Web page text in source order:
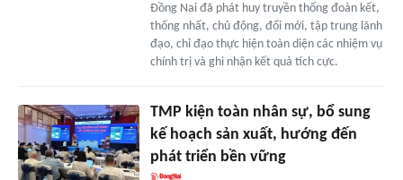
Đồng Nai đã phát huy truyền thống đoàn kết,
thống nhất, chủ động, đổi mới, tập trung lãnh
đạo, chỉ đạo thực hiện toàn diện các nhiệm vụ
chính trị và ghi nhận kết quả tích cực.
TMP kiện toàn nhân sự, bổ sung
kế hoạch sản xuất, hướng đến
phát triển bền vững